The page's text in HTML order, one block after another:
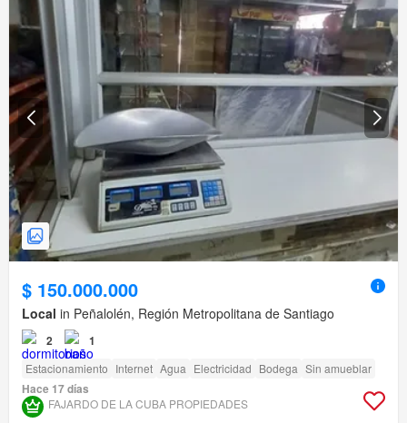
$ 150.000.000
Local in Peñalolén, Región Metropolitana de Santiago
2 1
Estacionamiento Internet Agua Electricidad Bodega Sin amueblar
Hace 17 días
FAJARDO DE LA CUBA PROPIEDADES